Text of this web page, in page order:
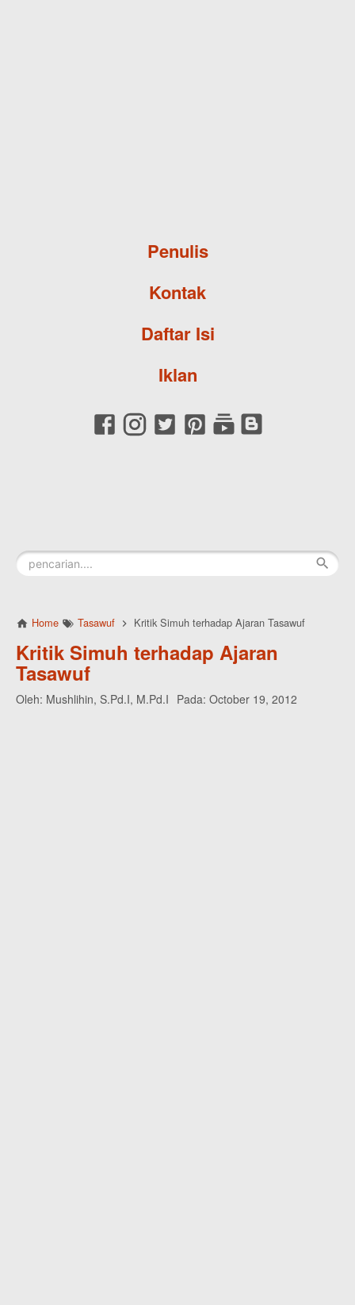
Penulis
Kontak
Daftar Isi
Iklan
Home Tasawuf Kritik Simuh terhadap Ajaran Tasawuf
Kritik Simuh terhadap Ajaran
Tasawuf
Oleh: Mushlihin, S.Pd.I, M.Pd.I Pada: October 19, 2012